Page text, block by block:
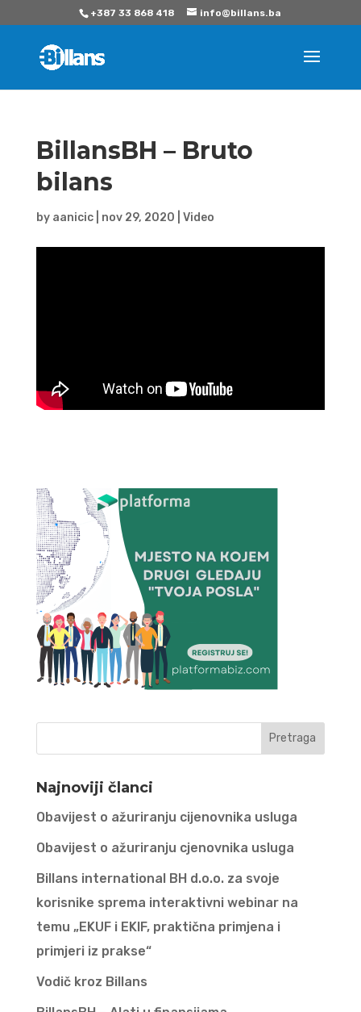
+387 33 868 418 info@billans.ba
BillansBH – Bruto
bilans
by aanicic| nov 29, 2020 Video
Najnoviji članci
Obavijest o ažuriranju cijenovnika usluga
Obavijest o ažuriranju cjenovnika usluga
Billans international BH d.o.o. za svoje
korisnike sprema interaktivni webinar na
temu „EKUF i EKIF, praktična primjena i
primjeri iz prakse“
Vodič kroz Billans